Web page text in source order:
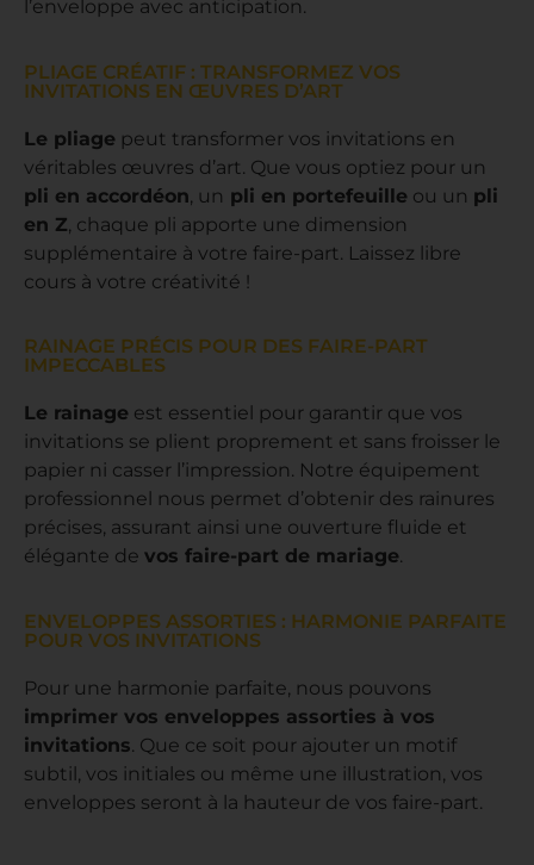
l’enveloppe avec anticipation.
PLIAGE CRÉATIF : TRANSFORMEZ VOS
INVITATIONS EN ŒUVRES D’ART
Le pliage peut transformer vos invitations en
véritables œuvres d’art. Que vous optiez pour un
pli en accordéon, un pli en portefeuille ou un pli
en Z, chaque pli apporte une dimension
supplémentaire à votre faire-part. Laissez libre
cours à votre créativité !
RAINAGE PRÉCIS POUR DES FAIRE-PART
IMPECCABLES
Le rainage est essentiel pour garantir que vos
invitations se plient proprement et sans froisser le
papier ni casser l’impression. Notre équipement
professionnel nous permet d’obtenir des rainures
précises, assurant ainsi une ouverture fluide et
élégante de vos faire-part de mariage.
ENVELOPPES ASSORTIES : HARMONIE PARFAITE
POUR VOS INVITATIONS
Pour une harmonie parfaite, nous pouvons
imprimer vos enveloppes assorties à vos
invitations . Que ce soit pour ajouter un motif
subtil, vos initiales ou même une illustration, vos
enveloppes seront à la hauteur de vos faire-part.